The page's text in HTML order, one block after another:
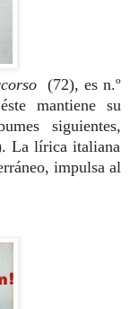
(72), es n.º
mantiene su
siguientes,
La lírica italiana
impulsa al